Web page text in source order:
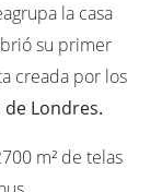
la casa
su primer
creada por los
Londres.
m² de telas